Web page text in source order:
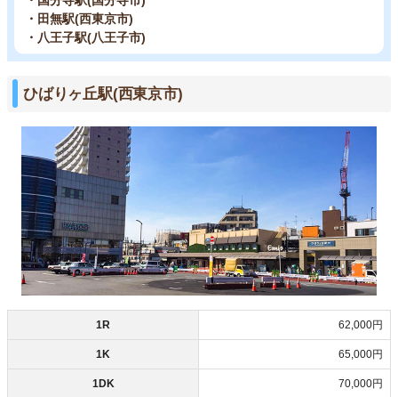
・田無駅(西東京市)
・八王子駅(八王子市)
ひばりヶ丘駅(西東京市)
1R 62,000円
1K 65,000円
1DK 70,000円